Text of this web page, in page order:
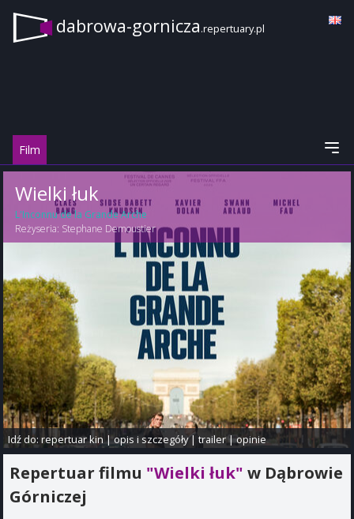
dabrowa-gornicza.repertuary.pl
Film
Wielki łuk
L'Inconnu de la Grande Arche
Reżyseria: Stephane Demoustier
Idź do:repertuar kin|opis i szczegóły|trailer|opinie
Repertuar filmu "Wielki łuk" w Dąbrowie
Górniczej